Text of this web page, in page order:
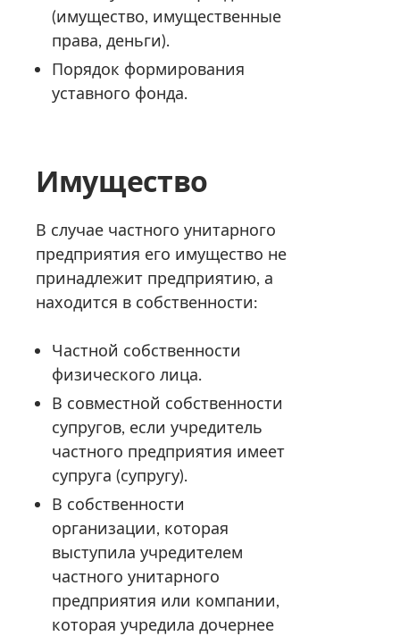
(имущество, имущественные
права, деньги).
Порядок формирования
уставного фонда.
Имущество
В случае частного унитарного
предприятия его имущество не
принадлежит предприятию, а
находится в собственности:
Частной собственности
физического лица.
В совместной собственности
супругов, если учредитель
частного предприятия имеет
супруга (супругу).
В собственности
организации, которая
выступила учредителем
частного унитарного
предприятия или компании,
которая учредила дочернее